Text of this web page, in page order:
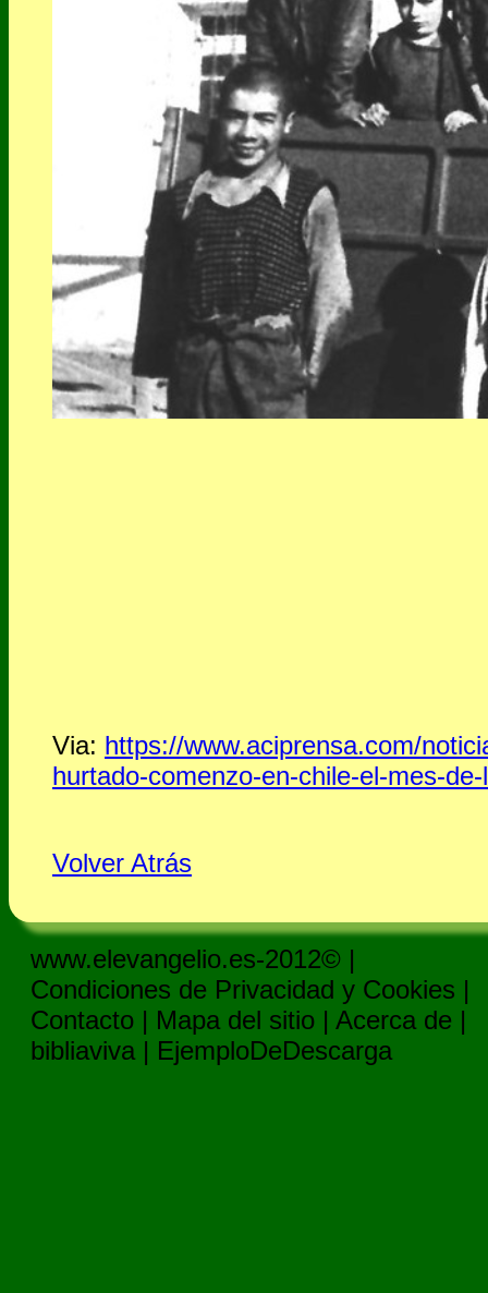
Via: https://www.aciprensa.com/
hurtado-comenzo-en-chile-el-mes-
Volver Atrás
www.elevangelio.es-2012© |
Condiciones de Privacidad y Cookies |
Contacto | Mapa del sitio | Acerca de |
bibliaviva | EjemploDeDescarga